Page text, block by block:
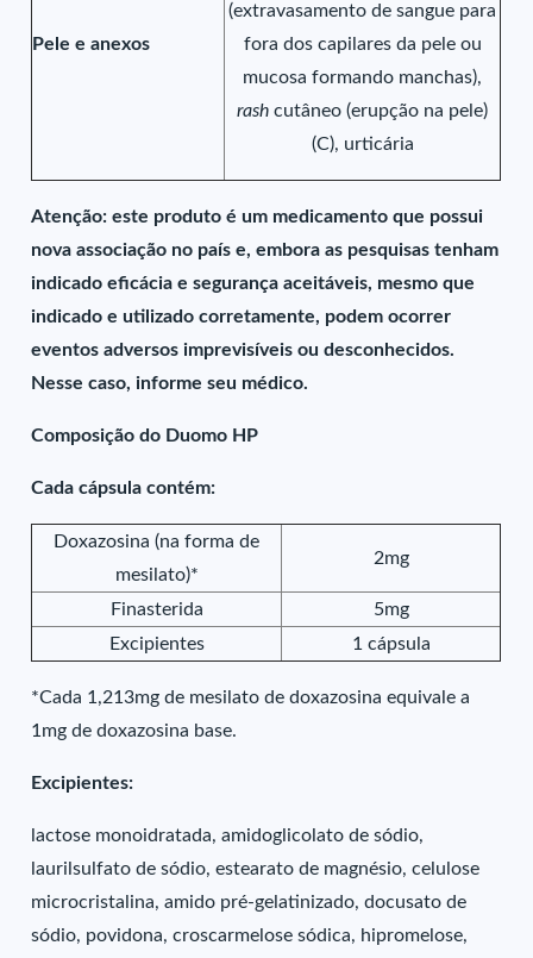
Pele e anexos
(extravasamento de sangue para
fora dos capilares da pele ou
mucosa formando manchas),
rashcutâneo (erupção na pele)
(C), urticária
Atenção: este produto é um medicamento que possui
nova associação no país e, embora as pesquisas tenham
indicado eficácia e segurança aceitáveis, mesmo que
indicado e utilizado corretamente, podem ocorrer
eventos adversos imprevisíveis ou desconhecidos.
Nesse caso, informe seu médico.
Composição do Duomo HP
Cada cápsula contém:
Doxazosina (na forma de
mesilato)*
2mg
Finasterida
5mg
Excipientes
1 cápsula
*Cada 1,213mg de mesilato de doxazosina equivale a
1mg de doxazosina base.
Excipientes:
lactose monoidratada, amidoglicolato de sódio,
laurilsulfato de sódio, estearato de magnésio, celulose
microcristalina, amido pré-gelatinizado, docusato de
sódio, povidona, croscarmelose sódica, hipromelose,